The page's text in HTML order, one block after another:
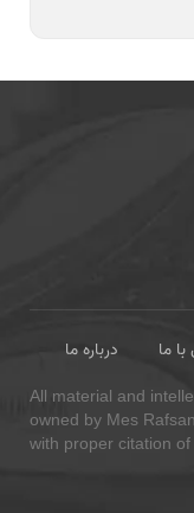
درباره ما ما
All material and
owned by Mes
with proper citation